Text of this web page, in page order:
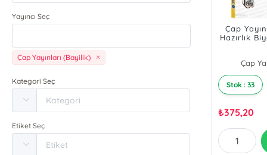
Yayıncı Seç
Çap Yayınları (Bayilik)
Kategori Seç
Etiket Seç
Çap
Hazırlık
Çap
Stok : 33
₺375,20